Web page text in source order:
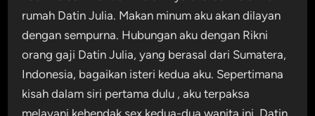
rumah Datin Julia. Makan minum aku akan dilayan
dengan sempurna. Hubungan aku dengan Rikni
orang gaji Datin Julia, yang berasal dari Sumatera,
Indonesia, bagaikan isteri kedua aku. Sepertimana
kisah dalam siri pertama dulu , aku terpaksa